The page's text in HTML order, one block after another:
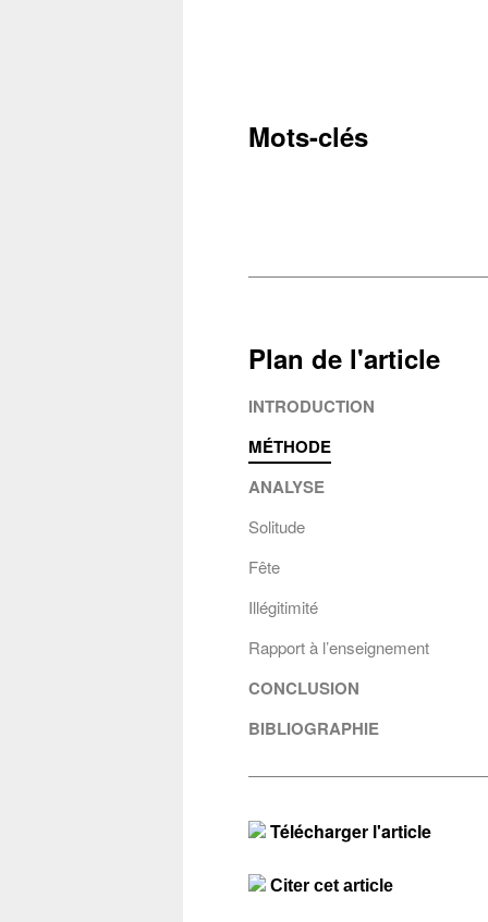
Mots-clés
Plan de l'article
INTRODUCTION
MÉTHODE
ANALYSE
Solitude
Fête
Illégitimité
Rapport à l’enseignement
CONCLUSION
BIBLIOGRAPHIE
Télécharger l'article
Citer cet article
Citer